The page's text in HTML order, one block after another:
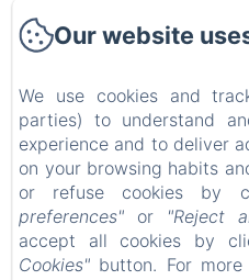
The
Access
Legal
Our website
We use cookies and
parties) to understand
experience and to deliver
on your browsing habits
or refuse cookies by
preferences" or "Reject
accept all cookies by
Cookies" button. For